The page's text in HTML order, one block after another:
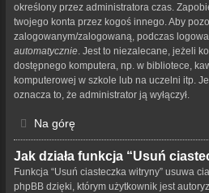
określony przez administratora czas.
twojego konta przez kogoś innego. Aby
zalogowanym/zalogowaną, podczas
automatycznie . Jest to niezalecane, jeżeli
dostępnego komputera, np. w bibliotece,
komputerowej w szkole lub na uczelni itp.
oznacza to, że administrator ją wyłączył.
Na górę
Jak działa funkcja “Usuń
Funkcja “Usuń ciasteczka witryny” usuwa
phpBB dzięki, którym użytkownik jest